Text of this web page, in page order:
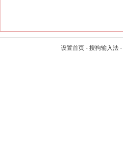
设置首页 - 搜狗输入法 -